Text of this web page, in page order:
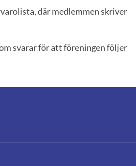
där medlemmen skriver
svarar för att föreningen följer